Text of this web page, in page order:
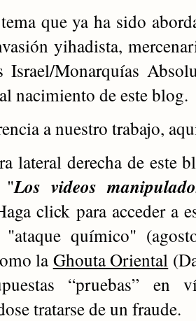
que ya ha sido
yihadista,
Israel/Monarquías
nacimiento de este blog.
a nuestro trabajo,
lateral derecha de este
"Los videos
click para acceder a
químico"
la Ghouta Oriental
“pruebas” en
tratarse de un fraude.